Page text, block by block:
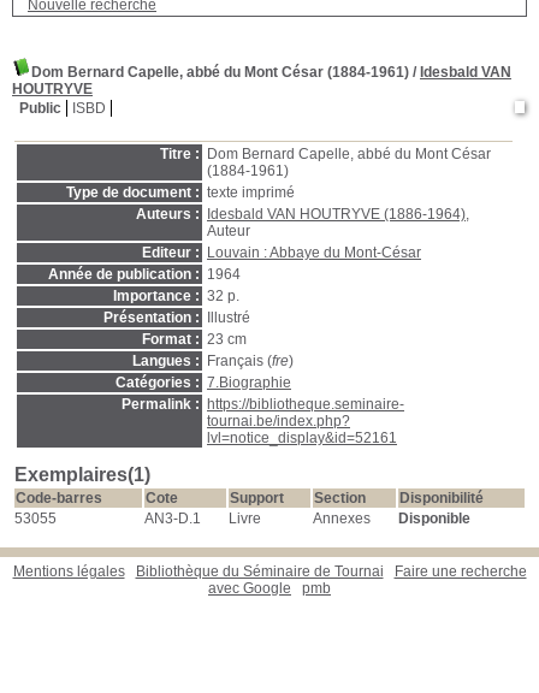
Nouvelle recherche
Dom Bernard Capelle, abbé du Mont César (1884-1961) / Idesbald VAN
HOUTRYVE
Public
ISBD
Titre :
Dom Bernard Capelle, abbé du Mont César
(1884-1961)
Type de document : texte imprimé
Auteurs :
Idesbald VAN HOUTRYVE (1886-1964),
Auteur
Editeur :
Louvain : Abbaye du Mont-César
Année de publication : 1964
Importance : 32 p.
Présentation :
Illustré
Format : 23 cm
Langues :
Français (fre)
Catégories : 7.Biographie
Permalink :
https://bibliotheque.seminaire-
tournai.be/index.php?
lvl=notice_display&id=52161
Exemplaires(1)
Code-barres Cote Support Section
Disponibilité
53055
AN3-D.1 Livre Annexes Disponible
Mentions légales Bibliothèque du Séminaire de Tournai
Faire une recherche
avec Google
pmb